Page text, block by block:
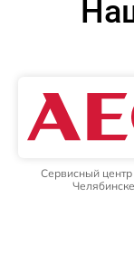
Сервисный центр
Челябинске